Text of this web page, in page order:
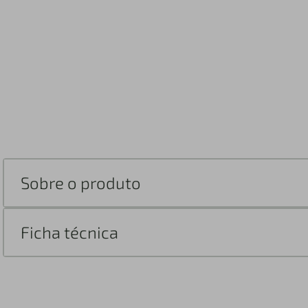
Sobre o produto
Ficha técnica